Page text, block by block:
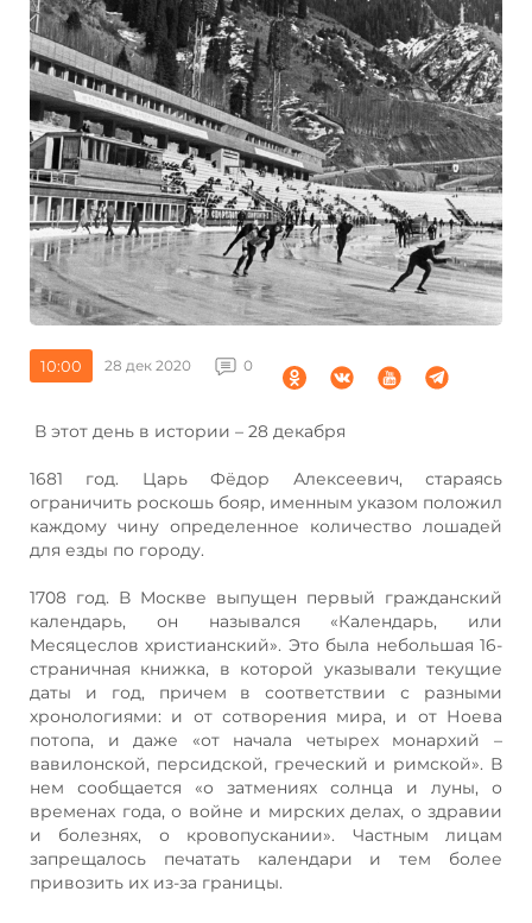
10:00 28 дек 2020 0
В этот день в истории – 28 декабря
1681 год. Царь Фёдор Алексеевич, стараясь
ограничить роскошь бояр, именным указом положил
каждому чину определенное количество лошадей
для езды по городу.
1708 год. В Москве выпущен первый гражданский
календарь, он назывался «Календарь, или
Месяцеслов христианский». Это была небольшая 16-
страничная книжка, в которой указывали текущие
даты и год, причем в соответствии с разными
хронологиями: и от сотворения мира, и от Ноева
потопа, и даже «от начала четырех монархий –
вавилонской, персидской, греческий и римской». В
нем сообщается «о затмениях солнца и луны, о
временах года, о войне и мирских делах, о здравии
и болезнях, о кровопускании». Частным лицам
запрещалось печатать календари и тем более
привозить их из-за границы.